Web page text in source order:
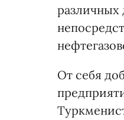
различных
От себя